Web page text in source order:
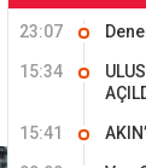
23:07
15:34
15:41